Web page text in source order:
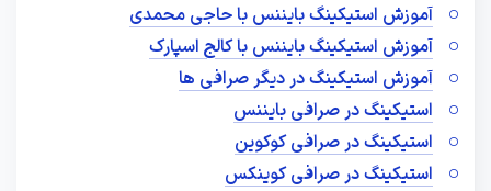
آموزش استیکینگ بایننس با حاجی محمدی
آموزش استیکینگ بایننس با کالج اسپارک
آموزش استیکینگ در دیگر صرافی ها
استیکینگ در صرافی بایننس
استیکینگ در صرافی کوکوین
استیکینگ در صرافی کوینکس